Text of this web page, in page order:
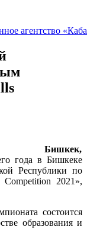
Бишкек,
года в Бишкеке
Республики по
2021»,
состоится
образования и